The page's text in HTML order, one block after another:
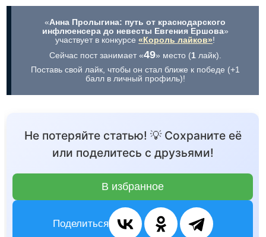
«Анна Пролыгина: путь от краснодарского
инфлюенсера до невесты Евгения Ершова»
участвует в конкурсе«Король лайков»!
Сейчас пост занимает «49» место (1лайк).
Поставь свой лайк, чтобы он стал ближе к победе (+1
балл в личный профиль)!
Не потеряйте статью! 💡 Сохраните её
или поделитесь с друзьями!
В избранное
Поделиться